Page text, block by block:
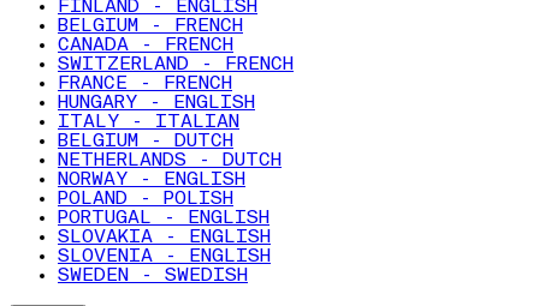
FINLAND - ENGLISH
BELGIUM - FRENCH
CANADA - FRENCH
SWITZERLAND - FRENCH
FRANCE - FRENCH
HUNGARY - ENGLISH
ITALY - ITALIAN
BELGIUM - DUTCH
NETHERLANDS - DUTCH
NORWAY - ENGLISH
POLAND - POLISH
PORTUGAL - ENGLISH
SLOVAKIA - ENGLISH
SLOVENIA - ENGLISH
SWEDEN - SWEDISH